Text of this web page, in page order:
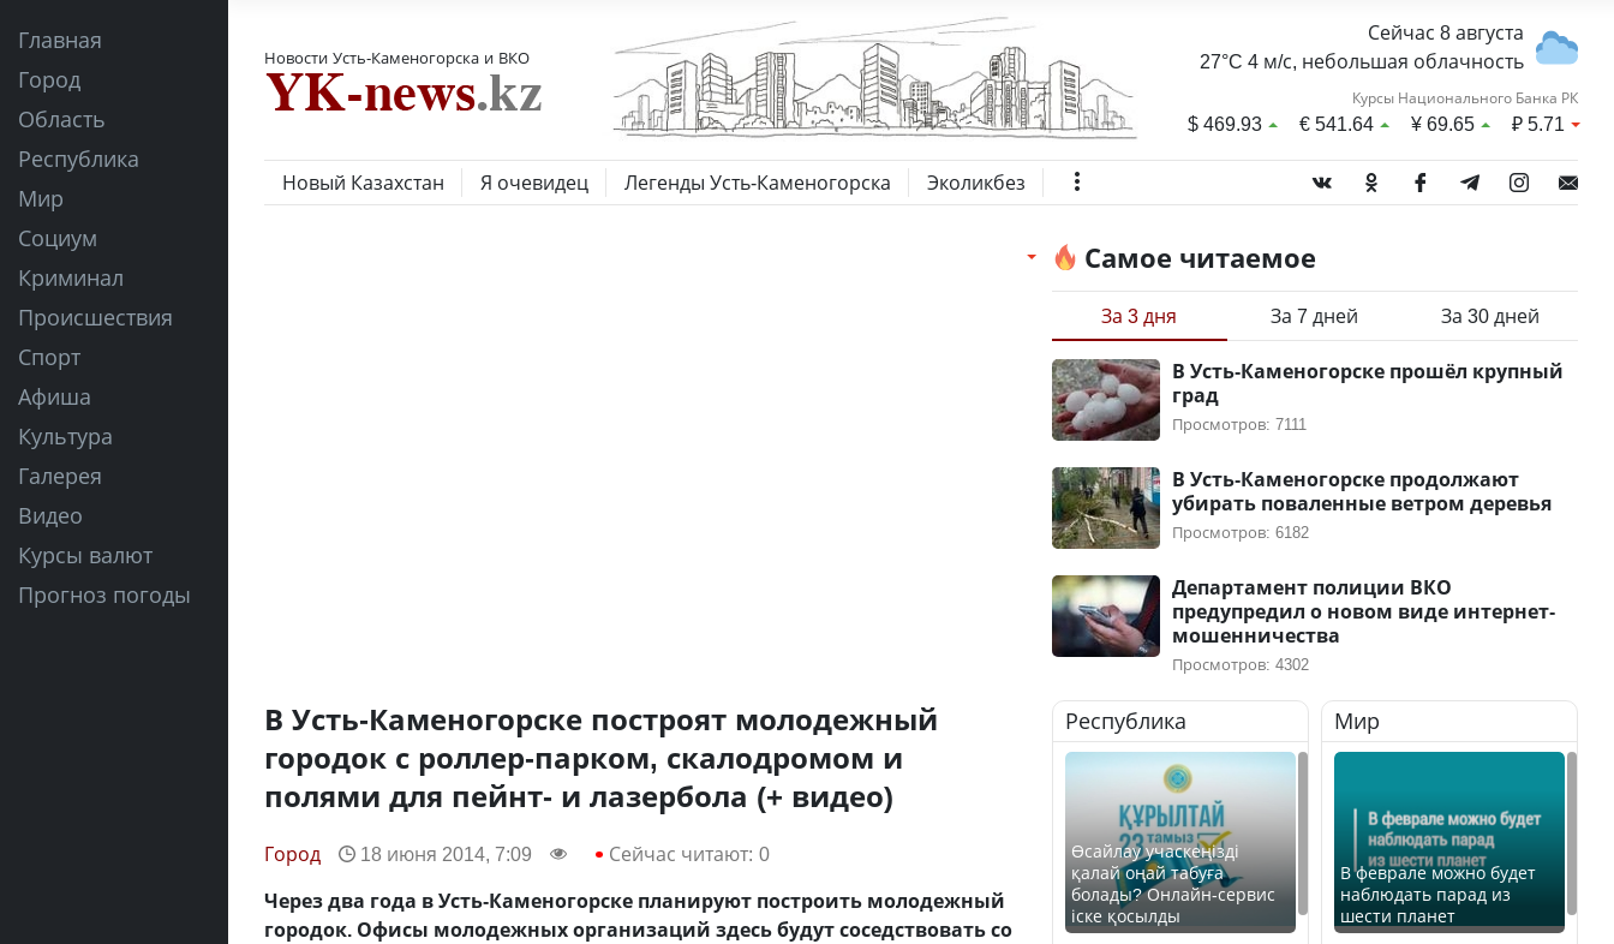
Главная
Город
Область
Республика
Мир
Социум
Криминал
Происшествия
Спорт
Афиша
Культура
Галерея
Видео
Курсы валют
Прогноз погоды
Новости Усть-Каменогорска и ВКО
Сейчас 8 августа
27°C 4 м/с, небольшая облачность
Курсы Национального Банка РК
$469.93 €541.64 ¥69.65 ₽5.71
Новый Казахстан Я очевидец Легенды Усть-Каменогорска Эколикбез
В Усть-Каменогорске построят молодежный
городок с роллер-парком, скалодромом и
полями для пейнт- и лазербола (+ видео)
Город 18 июня 2014, 7:09 Сейчас читают: 0
Через два года в Усть-Каменогорске планируют построить молодежный
городок. Офисы молодежных организаций здесь будут соседствовать со
Самое читаемое
За 3 дня За 7 дней За 30 дней
В Усть-Каменогорске прошёл крупный
град
Просмотров: 7111
В Усть-Каменогорске продолжают
убирать поваленные ветром деревья
Просмотров: 6182
Департамент полиции ВКО
предупредил о новом виде интернет-
мошенничества
Просмотров: 4302
Республика
Өсайлау учаскеңізді
қалай оңай табуға
болады? Онлайн-сервис
іске қосылды
Мир
В феврале можно будет
наблюдать парад из
шести планет